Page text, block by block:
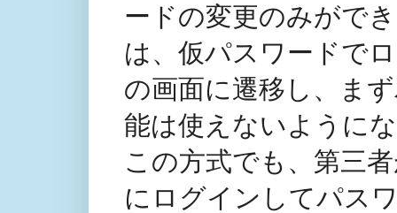
ードの変更のみがで
は、仮パスワードで
の画面に遷移し、ま
能は使えないように
この方式でも、第三
にログインしてパス